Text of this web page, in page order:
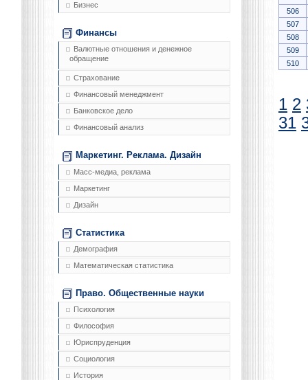
Бизнес
Финансы
Валютные отношения и денежное
обращение
Страхование
Финансовый менеджмент
Банковское дело
Финансовый анализ
Маркетинг. Реклама. Дизайн
Масс-медиа, реклама
Маркетинг
Дизайн
Статистика
Демография
Математическая статистика
Право. Общественные науки
Психология
Философия
Юриспруденция
Социология
История
506
507
508
509
510
1 2
31